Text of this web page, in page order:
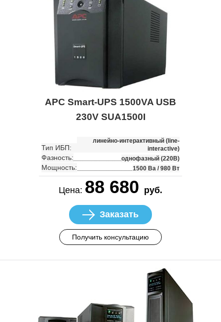
APC Smart-UPS 1500VA USB
230V SUA1500I
Тип ИБП:
линейно-интерактивный (line-
interactive)
Фазность: однофазный (220В)
Мощность: 1500 Ва / 980 Вт
Цена: 88 680 руб.
Заказать
Получить консультацию